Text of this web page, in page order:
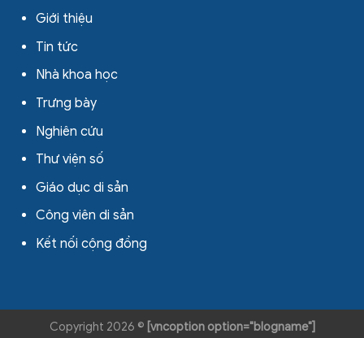
Giới thiệu
Tin tức
Nhà khoa học
Trưng bày
Nghiên cứu
Thư viện số
Giáo dục di sản
Công viên di sản
Kết nối cộng đồng
Copyright 2026 © [vncoption option="blogname"]